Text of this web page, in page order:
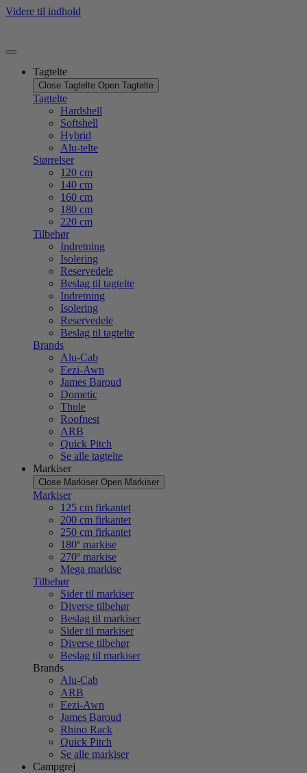
Videre til indhold
Tagtelte
Close Tagtelte Open Tagtelte
Tagtelte
Hardshell
Softshell
Hybrid
Alu-telte
Størrelser
120 cm
140 cm
160 cm
180 cm
220 cm
Tilbehør
Indretning
Isolering
Reservedele
Beslag til tagtelte
Indretning
Isolering
Reservedele
Beslag til tagtelte
Brands
Alu-Cab
Eezi-Awn
James Baroud
Dometic
Thule
Roofnest
ARB
Quick Pitch
Se alle tagtelte
Markiser
Close Markiser Open Markiser
Markiser
125 cm firkantet
200 cm firkantet
250 cm firkantet
180º markise
270º markise
Mega markise
Tilbehør
Sider til markiser
Diverse tilbehør
Beslag til markiser
Sider til markiser
Diverse tilbehør
Beslag til markiser
Brands
Alu-Cab
ARB
Eezi-Awn
James Baroud
Rhino Rack
Quick Pitch
Se alle markiser
Campgrej